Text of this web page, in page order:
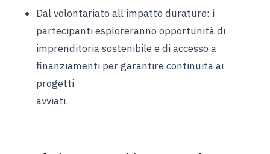
Dal volontariato all’impatto duraturo: i
partecipanti esploreranno opportunità di
imprenditoria sostenibile e di accesso a
finanziamenti per garantire continuità ai
progetti
avviati.